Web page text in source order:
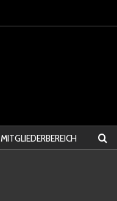
MITGLIEDERBEREICH